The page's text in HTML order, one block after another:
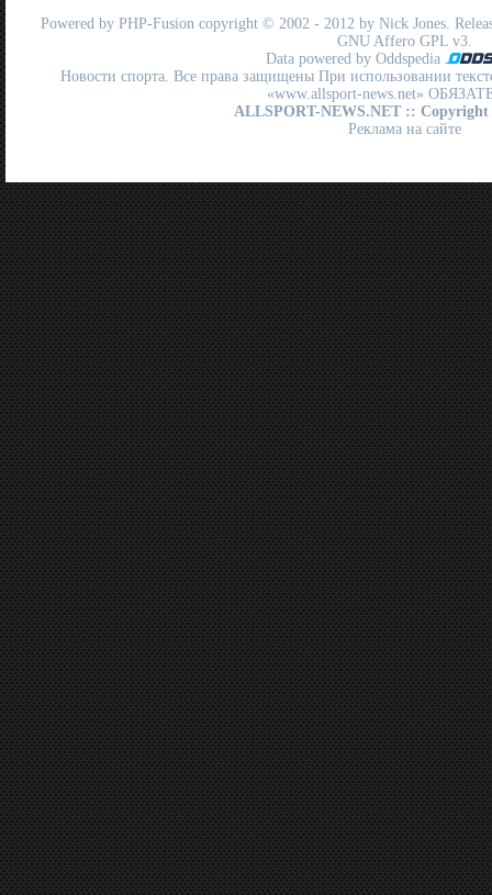
Powered by PHP-Fusion copyright © 2002 - 2012 by Nick Jones.
GNU Affero GPL v3.
Data powered by Oddspedia
Новости спорта. Все права защищены При использовании
«www.allsport-news.net»
ALLSPORT-NEWS.NET :: Copyright
Реклама на сайте